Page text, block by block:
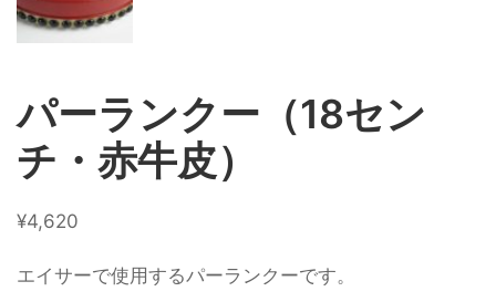
パーランクー（18セン
チ・赤牛皮）
¥4,620
エイサーで使用するパーランクーです。